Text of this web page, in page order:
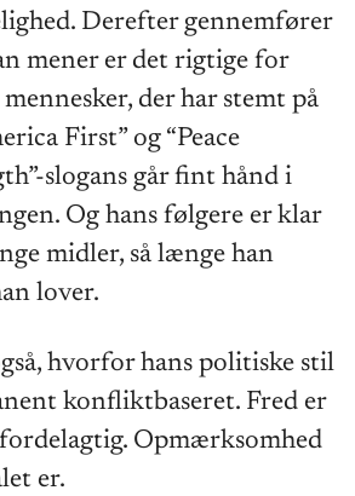
Derefter gennemfører
mener er det rigtige for
der har stemt på
First” og “Peace
slogans går fint hånd i
Og hans følgere er klar
midler, så længe han
lover.
hvorfor hans politiske stil
konfliktbaseret. Fred er
Opmærksomhed
er.